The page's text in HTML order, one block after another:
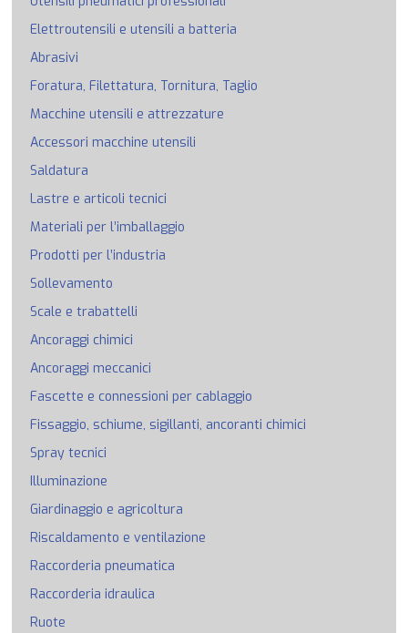
Elettroutensili e utensili a batteria
Abrasivi
Foratura, Filettatura, Tornitura, Taglio
Macchine utensili e attrezzature
Accessori macchine utensili
Saldatura
Lastre e articoli tecnici
Materiali per l’imballaggio
Prodotti per l’industria
Sollevamento
Scale e trabattelli
Ancoraggi chimici
Ancoraggi meccanici
Fascette e connessioni per cablaggio
Fissaggio, schiume, sigillanti, ancoranti chimici
Spray tecnici
Illuminazione
Giardinaggio e agricoltura
Riscaldamento e ventilazione
Raccorderia pneumatica
Raccorderia idraulica
Ruote